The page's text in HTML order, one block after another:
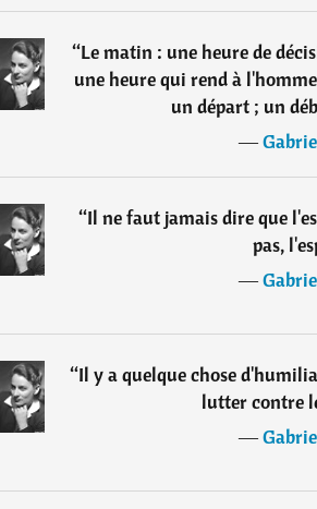
“Le matin : une heure de
une heure qui rend à
un départ ; un
―
“Il ne faut jamais dire que
pas,
―
“Il y a quelque chose
lutter contre
―